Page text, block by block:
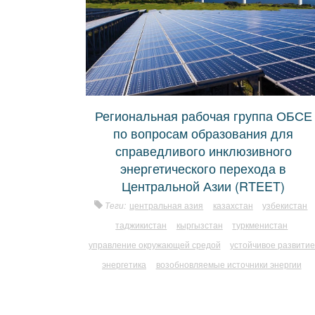
Региональная рабочая группа ОБСЕ
по вопросам образования для
справедливого инклюзивного
энергетического перехода в
Центральной Азии (RTEET)
Теги: центральная азия казахстан
узбекистан
таджикистан
кыргызстан
туркменистан
управление окружающей средой
устойчивое развитие
энергетика
возобновляемые источники энергии